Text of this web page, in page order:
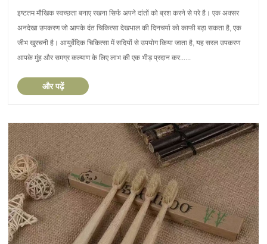
इष्टतम मौखिक स्वच्छता बनाए रखना सिर्फ अपने दांतों को ब्रश करने से परे है। एक अक्सर
अनदेखा उपकरण जो आपके दंत चिकित्सा देखभाल की दिनचर्या को काफी बढ़ा सकता है, एक
जीभ खुरचनी है। आयुर्वेदिक चिकित्सा में सदियों से उपयोग किया जाता है, यह सरल उपकरण
आपके मुंह और समग्र कल्याण के लिए लाभ की एक भीड़ प्रदान कर......
और पढ़ें